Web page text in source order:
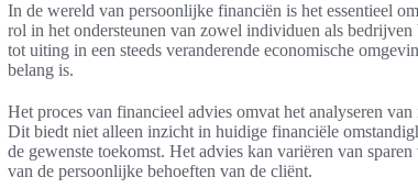
In de wereld van persoonlijke financiën is het essentieel
rol in het ondersteunen van zowel individuen als
tot uiting in een steeds veranderende economische
belang is.
Het proces van financieel advies omvat het analyseren
Dit biedt niet alleen inzicht in huidige financiële
de gewenste toekomst. Het advies kan variëren van
van de persoonlijke behoeften van de cliënt.